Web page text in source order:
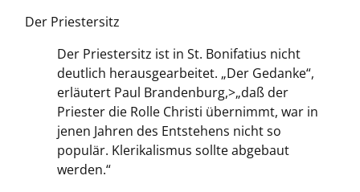
Der Priestersitz
Der Priestersitz ist in St. Bonifatius nicht
deutlich herausgearbeitet. „Der Gedanke“,
erläutert Paul Brandenburg,>„daß der
Priester die Rolle Christi übernimmt, war in
jenen Jahren des Entstehens nicht so
populär. Klerikalismus sollte abgebaut
werden.“